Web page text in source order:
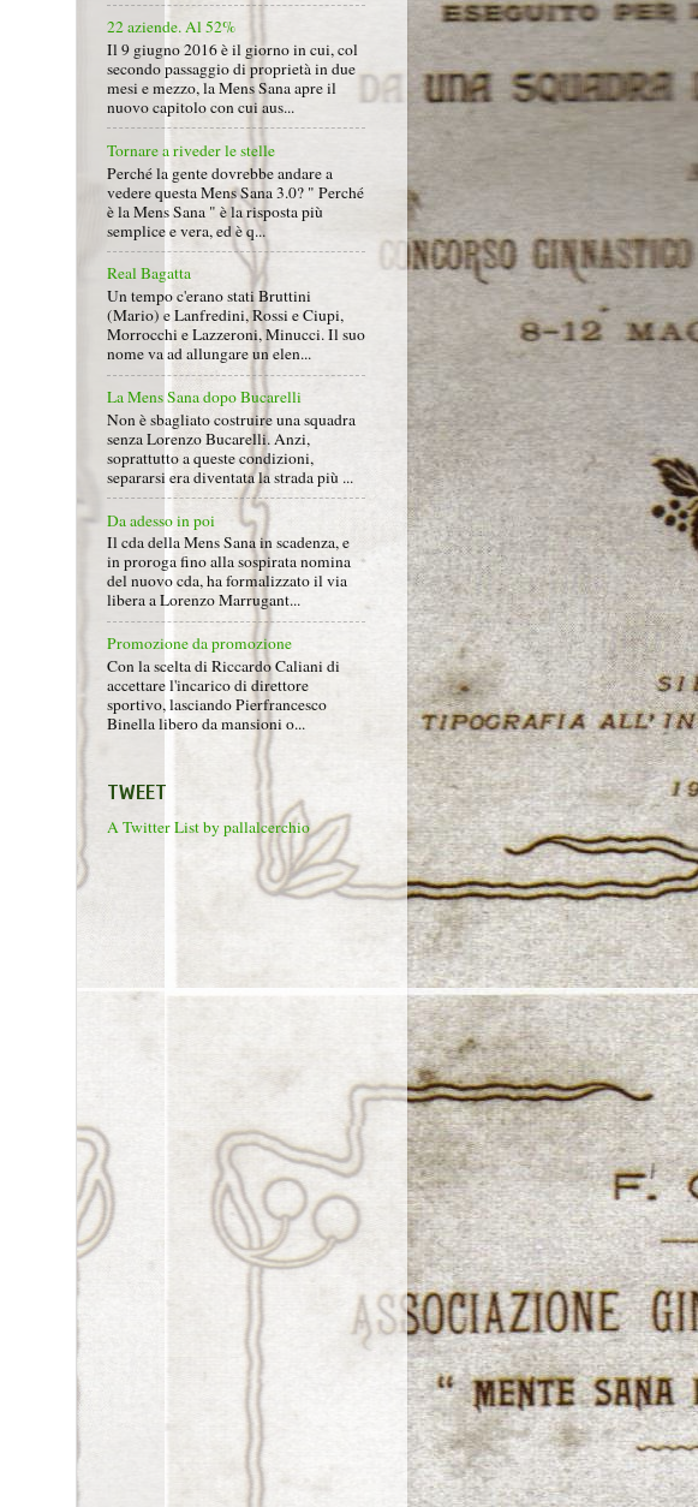
22 aziende. Al 52%
Il 9 giugno 2016 è il giorno in cui, col
secondo passaggio di proprietà in due
mesi e mezzo, la Mens Sana apre il
nuovo capitolo con cui aus...
Tornare a riveder le stelle
Perché la gente dovrebbe andare a
vedere questa Mens Sana 3.0? " Perché
è la Mens Sana " è la risposta più
semplice e vera, ed è q...
Real Bagatta
Un tempo c'erano stati Bruttini
(Mario) e Lanfredini, Rossi e Ciupi,
Morrocchi e Lazzeroni, Minucci. Il suo
nome va ad allungare un elen...
La Mens Sana dopo Bucarelli
Non è sbagliato costruire una squadra
senza Lorenzo Bucarelli. Anzi,
soprattutto a queste condizioni,
separarsi era diventata la strada più ...
Da adesso in poi
Il cda della Mens Sana in scadenza, e
in proroga fino alla sospirata nomina
del nuovo cda, ha formalizzato il via
libera a Lorenzo Marrugant...
Promozione da promozione
Con la scelta di Riccardo Caliani di
accettare l'incarico di direttore
sportivo, lasciando Pierfrancesco
Binella libero da mansioni o...
TWEET
A Twitter List by pallalcerchio